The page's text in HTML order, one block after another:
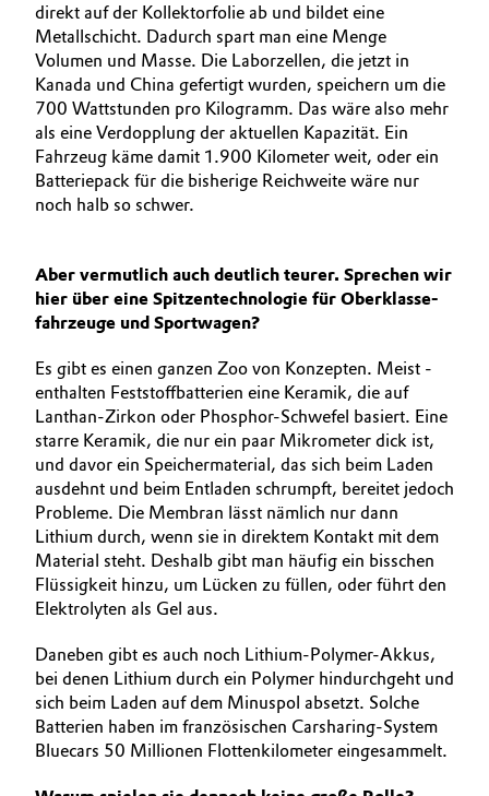
direkt auf der Kollektorfolie ab und bildet eine
Metallschicht. Dadurch spart man eine Menge
Volumen und Masse. Die Laborzellen, die jetzt in
Kanada und China gefertigt wurden, speichern um die
700 Wattstunden pro Kilogramm. Das wäre also mehr
als eine Verdopplung der aktuellen Kapazität. Ein
Fahrzeug käme damit 1.900 Kilometer weit, oder ein
Batteriepack für die bisherige Reichweite wäre nur
noch halb so schwer.
Aber vermutlich auch deutlich teurer. Sprechen wir
hier über eine Spitzentechnologie für Oberklasse­
fahrzeuge und Sportwagen?
Es gibt es einen ganzen Zoo von Konzepten. Meist ­
enthalten Feststoffbatterien eine Keramik, die auf
Lanthan-Zirkon oder Phosphor-Schwefel basiert. Eine
starre Keramik, die nur ein paar ­Mikrometer dick ist,
und davor ein Speichermaterial, das sich beim Laden
ausdehnt und beim Entladen schrumpft, bereitet jedoch
Probleme. Die Membran lässt nämlich nur dann
Lithium durch, wenn sie in direktem Kontakt mit dem
Material steht. Deshalb gibt man ­häufig ein bisschen
Flüssigkeit hinzu, um Lücken zu ­füllen, oder führt den
Elektrolyten als Gel aus.
Daneben gibt es auch noch Lithium-Polymer-­Akkus,
bei denen ­Lithium durch ein Polymer hindurchgeht und
sich beim Laden auf dem Minuspol absetzt. Solche
Batterien haben im französischen Carsharing-­System
Bluecars 50 Millionen Flotten­kilometer eingesammelt.